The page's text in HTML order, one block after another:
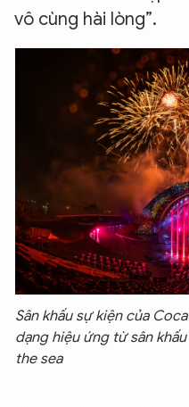
vô cùng hài lòng”.
Sân khấu sự kiện của
dạng hiệu ứng từ sân
the sea